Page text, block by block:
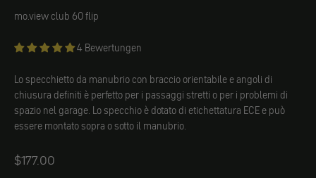
motogadget
mo.view club 60 flip
4 Bewertungen
Lo specchietto da manubrio con braccio orientabile e angoli di
chiusura definiti è perfetto per i passaggi stretti o per i problemi di
spazio nel garage. Lo specchio è dotato di etichettatura ECE e può
essere montato sopra o sotto il manubrio.
Angebot
$177.00